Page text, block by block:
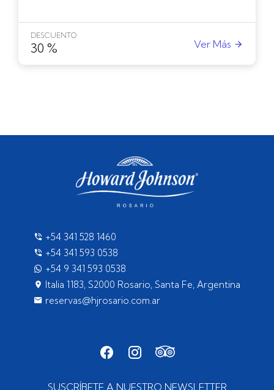
DESCUENTO
30 % Ver Más
+54 341 528 1460
+54 341 593 0538
+54 9 341 593 0538
Italia 1183, S2000 Rosario, Santa Fe, Argentina
reservas@hjrosario.com.ar
SUSCRÍBETE A NUESTRO NEWSLETTER